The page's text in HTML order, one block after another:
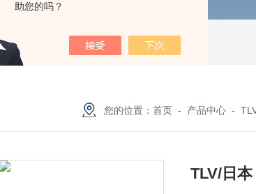
助您的吗？
NACG-7-E-O-25日本无机 酸性气体去除化学滤芯 NECS-
您的位置：首页 - 产品中心 -
TLV/日